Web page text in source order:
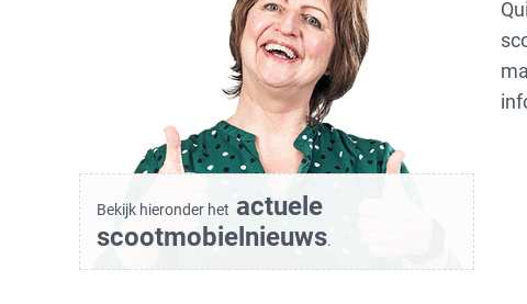
Bekijk hieronder het actuele
scootmobielnieuws.